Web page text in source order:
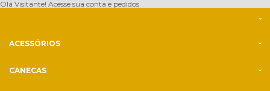
Olá Visitante! Acesse sua conta e pedidos
ACESSÓRIOS
CANECAS